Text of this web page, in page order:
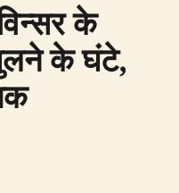
के
के घंटे,